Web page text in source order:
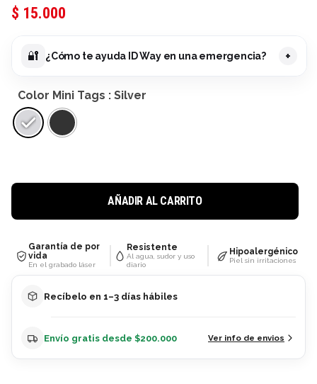
$ 15.000
🔐 ¿Cómo te ayuda ID Way en una emergencia? +
Color Mini Tags : Silver
AÑADIR AL CARRITO
Garantía de por
vida
En el grabado láser
Resistente
Al agua, sudor y uso
diario
Hipoalergénico
Piel sin irritaciones
Recíbelo en 1–3 días hábiles
Envío gratis desde $200.000 Ver info de envios